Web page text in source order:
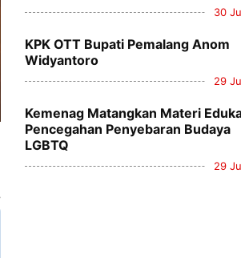
30
KPK OTT Bupati Pemalang Anom
Widyantoro
29
Kemenag Matangkan Materi
Pencegahan Penyebaran Budaya
LGBTQ
29